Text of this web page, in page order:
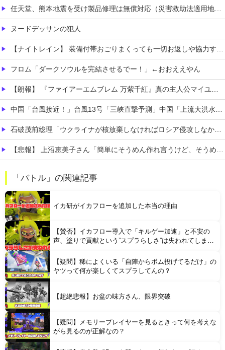
任天堂、熊本地震を受け製品修理は無償対応（災害救助法適用地域）
ヌードデッサンの犯人
【ナイトレイン】 装備付帯おごりまくっても一切お返しや協力する気がないプレイヤーいるけど…
フロム「ダークソウルを完結させるでー！」←おおええやん
【朗報】 『ファイアーエムブレム 万紫千紅』真の主人公マイユニはキャラメイクが可能
中国「台風接近！」台風13号「三峡直撃予測」中国「上流大洪水！（三峡上流」中国都市「8/5の映像（動画」三峡ダム「緊急放流（決壊危機」中国「下流大水害（震え声」→
石破茂前総理「ウクライナが核放棄しなければロシア侵攻しなかった」！
【悲報】 上沼恵美子さん「簡単にそうめん作れ言うけど、そうめん作りて地獄なんよ」
このパソコン買おうか迷ってるから背中を刺してくれｗｗｗ
Powered by livedoor 相互RSS
「バトル」の関連記事
イカ研がイカフローを追加した本当の理由
【賛否】イカフロー導入で「キルゲー加速」と不安の
声、塗りで貢献という”スプラらしさ”は失われてしまう
【疑問】稀によくいる「自陣からボム投げてるだけ」の
ヤツって何が楽しくてスプラしてんの？
【超絶悲報】お盆の味方さん、限界突破
【疑問】メモリープレイヤーを見るときって何を考えな
がら見るのが正解なの？